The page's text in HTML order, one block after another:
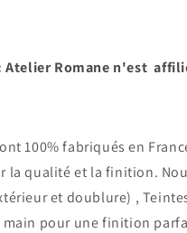
Romane n'est
100% fabriqués en
la qualité et la finition.
et doublure) ,
main pour une finition